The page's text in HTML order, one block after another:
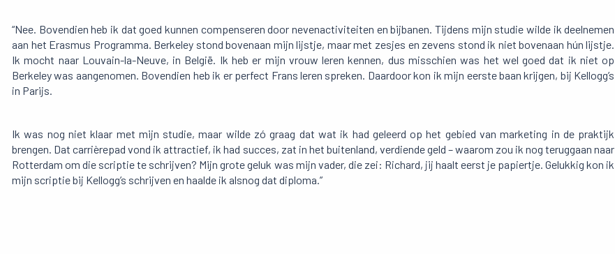
“Nee. Bovendien heb ik dat goed kunnen compenseren door nevenactiviteiten en bijbanen. Tijdens mijn studie wilde ik deelnemen
aan het Erasmus Programma. Berkeley stond bovenaan mijn lijstje, maar met zesjes en zevens stond ik niet bovenaan hún lijstje.
Ik mocht naar Louvain-la-Neuve, in België. Ik heb er mijn vrouw leren kennen, dus misschien was het wel goed dat ik niet op
Berkeley was aangenomen. Bovendien heb ik er perfect Frans leren spreken. Daardoor kon ik mijn eerste baan krijgen, bij Kellogg’s
in Parijs.
Ik was nog niet klaar met mijn studie, maar wilde zó graag dat wat ik had geleerd op het gebied van marketing in de praktijk
brengen. Dat carrièrepad vond ik attractief, ik had succes, zat in het buitenland, verdiende geld – waarom zou ik nog teruggaan naar
Rotterdam om die scriptie te schrijven? Mijn grote geluk was mijn vader, die zei: Richard, jij haalt eerst je papiertje. Gelukkig kon ik
mijn scriptie bij Kellogg’s schrijven en haalde ik alsnog dat diploma.”